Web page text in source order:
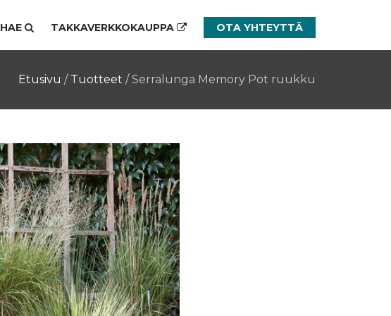
HAE TAKKAVERKKOKAUPPA OTA YHTEYTTÄ
Etusivu / Tuotteet /Serralunga Memory Pot ruukku